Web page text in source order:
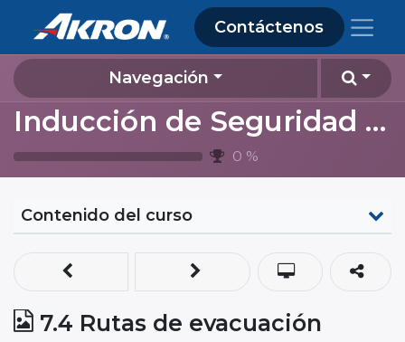
Contáctenos
Navegación
Inducción de Seguridad y Ambiente 2024 (contratistas Almacenamiento Lagos de Moreno)
0 %
Contenido del curso
7.4 Rutas de evacuación